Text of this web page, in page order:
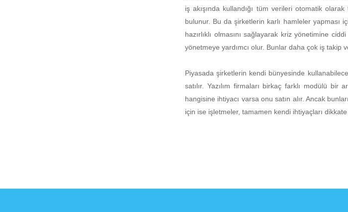
iş akışında kullandığı tüm verileri otomatik
bulunur. Bu da şirketlerin karlı hamleler yapması
hazırlıklı olmasını sağlayarak kriz yönetimine
yönetmeye yardımcı olur. Bunlar daha çok iş takip
Piyasada şirketlerin kendi bünyesinde
satılır. Yazılım firmaları birkaç farklı modülü
hangisine ihtiyacı varsa onu satın alır. Ancak
için ise işletmeler, tamamen kendi ihtiyaçları